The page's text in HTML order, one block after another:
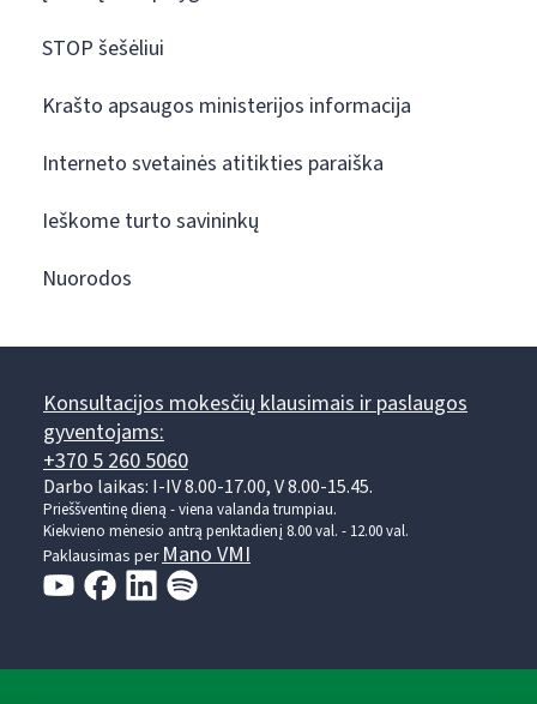
STOP šešėliui
Krašto apsaugos ministerijos informacija
Interneto svetainės atitikties paraiška
Ieškome turto savininkų
Nuorodos
Konsultacijos mokesčių klausimais ir paslaugos
gyventojams:
+370 5 260 5060
Darbo laikas: I-IV 8.00-17.00, V 8.00-15.45.
Prieššventinę dieną - viena valanda trumpiau.
Kiekvieno mėnesio antrą penktadienį 8.00 val. - 12.00 val.
Paklausimas per Mano VMI